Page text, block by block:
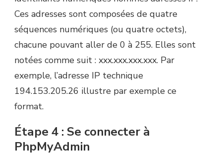
Ces adresses sont composées de quatre
séquences numériques (ou quatre octets),
chacune pouvant aller de 0 à 255. Elles sont
notées comme suit : xxx.xxx.xxx.xxx. Par
exemple, l’adresse IP technique
194.153.205.26 illustre par exemple ce
format.
Étape 4 : Se connecter à
PhpMyAdmin